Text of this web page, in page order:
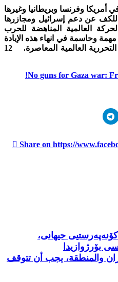
أمريكا وفرنسا وبريطانيا وغيرها
للكف عن دعم إسرائيل ومجازرها
العالمية المناهضة للحرب
وحاسمة في انهاء هذه الإبادة
العالمية المعاصرة.
12
No guns for Gaza war:
Share on https://
جیهانی،
بۆرژوازیدا
والمنطقة، يجب أن تتوقف